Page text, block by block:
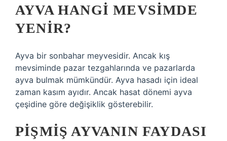
AYVA HANGI MEVSIMDE
YENIR?
Ayva bir sonbahar meyvesidir. Ancak kış
mevsiminde pazar tezgahlarında ve pazarlarda
ayva bulmak mümkündür. Ayva hasadı için ideal
zaman kasım ayıdır. Ancak hasat dönemi ayva
çeşidine göre değişiklik gösterebilir.
PIŞMIŞ AYVANIN FAYDASI